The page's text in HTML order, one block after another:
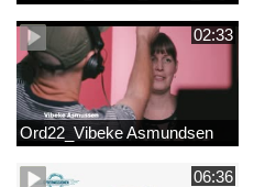
02:33
Ord22_Vibeke Asmundsen
06:36